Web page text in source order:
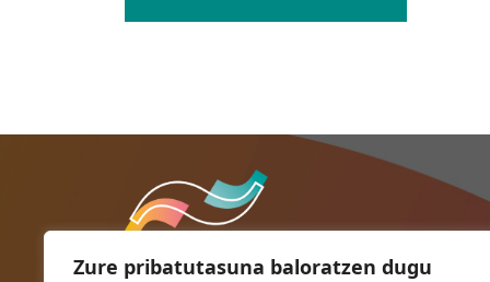
Zure pribatutasuna baloratzen dugu